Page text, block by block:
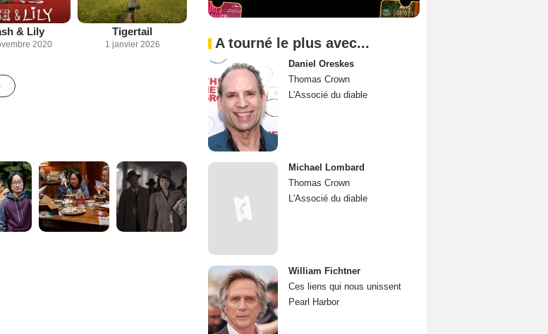
& Lily
2020
Tigertail
1 janvier 2026 A tourné le plus avec...
Daniel Oreskes
Thomas Crown
L'Associé du diable
Michael Lombard
Thomas Crown
L'Associé du diable
William Fichtner
Ces liens qui nous unissent
Pearl Harbor